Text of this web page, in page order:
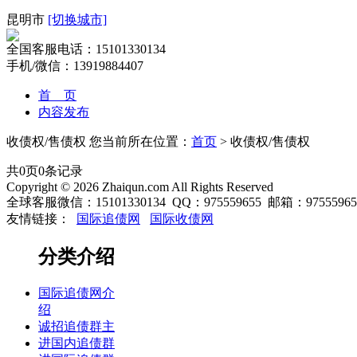
昆明市 [切换城市]
全国客服电话：15101330134
手机/微信：13919884407
首 页
内容发布
收债权/售债权 您当前所在位置： 首页 > 收债权/售债权
共0页0条记录
Copyright © 2026 Zhaiqun.com All Rights Reserved
全球客服微信：15101330134 QQ：975559655 邮箱：
友情链接：
国际追债网 国际收债网
分类介绍
国际追债网介
绍
诚招追债群主
进国内追债群